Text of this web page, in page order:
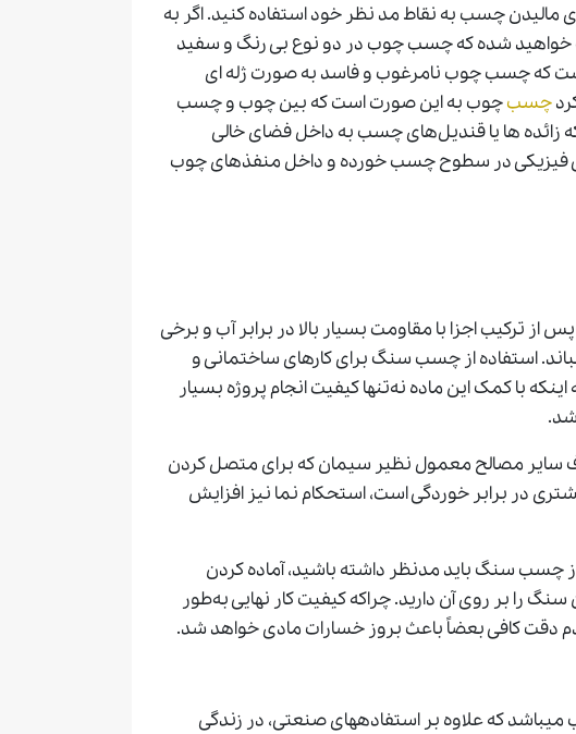
مالیدن چسب به نقاط مد نظر خود استفاده کنید. اگر به
خواهید شده که چسب چوب در دو نوع بی رنگ و سفید
است که چسب چوب نامرغوب و فاسد به صورت ژله ای
چسبچوب به این صورت است که بین چوب و چسب
زائده ها یا قندیل‌های چسب به داخل فضای خالی
فیزیکی در سطوح چسب خورده و داخل منفذهای چوب
اجزا با مقاومت بسیار بالا در برابر آب و برخی
استفاده از چسب سنگ برای کارهای ساختمانی و
با کمک این ماده نه‌تنها کیفیت انجام پروژه بسیار
شد.
سایر مصالح معمول نظیر سیمان که برای متصل کردن
در برابر خوردگی است، استحکام نما نیز افزایش
از چسب سنگ باید مدنظر داشته باشید، آماده کردن
بر روی آن دارید. چراکه کیفیت کار نهایی به‌طور
دقت کافی بعضاً باعث بروز خسارات مادی خواهد شد.
که علاوه بر استفادههای صنعتی، در زندگی